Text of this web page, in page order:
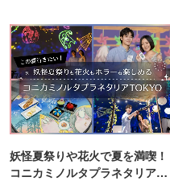
妖怪夏祭りや花火で夏を満喫！
コニカミノルタプラネタリア